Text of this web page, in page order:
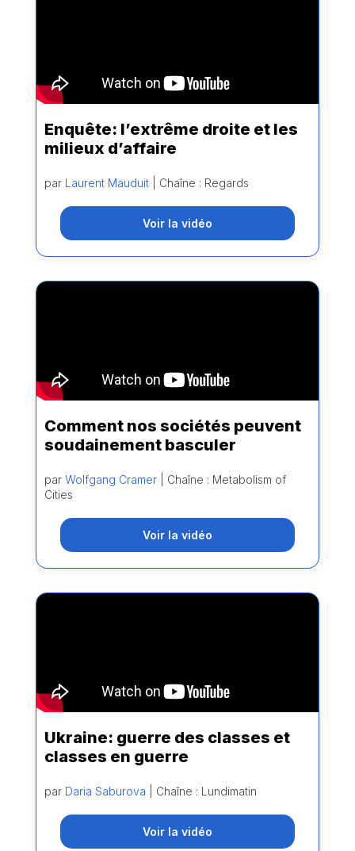
Enquête: l’extrême droite et les
milieux d’affaire
par Laurent Mauduit| Chaîne : Regards
Voir la vidéo
Comment nos sociétés peuvent
soudainement basculer
par Wolfgang Cramer| Chaîne : Metabolism of
Cities
Voir la vidéo
Ukraine: guerre des classes et
classes en guerre
par Daria Saburova | Chaîne : Lundimatin
Voir la vidéo